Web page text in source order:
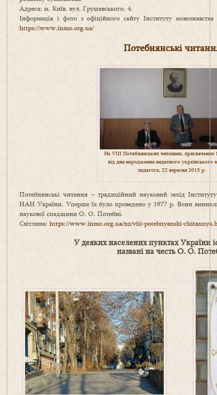
Адреса: м. Київ, вул. Грушевського, 4.
Інформація і фото з офіційного сайту Інституту
https://www.inmo.org.ua/
Потебнянські
На VIII Потебнянських читаннях, присвячених
від дня народження видатного українського
педагога, 22 вересня 2015 р.
Потебнянські читання – традиційний науковий захід
НАН України. Уперше їх було проведено у 1977 р. Вони
наукової спадщини О. О. Потебні.
Світлина: https://www.inmo.org.ua/nz/viii-potebnyanski-
У деяких населених пунктах України
названі на честь О. О.